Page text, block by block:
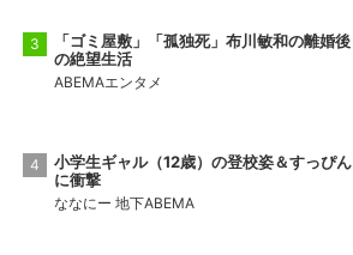
「ゴミ屋敷」「孤独死」布川敏和の離婚後
の絶望生活
ABEMAエンタメ
小学生ギャル（12歳）の登校姿＆すっぴん
に衝撃
ななにー 地下ABEMA